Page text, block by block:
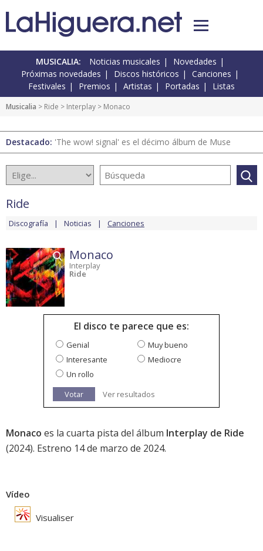
MUSICALIA: Noticias musicales
Novedades
Próximas novedades
Discos históricos
Canciones
Festivales
Premios Artistas Portadas Listas
Musicalia > Ride > Interplay > Monaco
Destacado: 'The wow! signal' es el décimo álbum de Muse
Ride
Discografía Noticias Canciones
Monaco
Interplay
Ride
El disco te parece que es:
Genial
Muy bueno
Interesante
Mediocre
Un rollo
Votar
Ver resultados
Monaco es la cuarta pista del álbum Interplay de Ride
(2024). Estreno 14 de marzo de 2024.
Vídeo
Visualiser